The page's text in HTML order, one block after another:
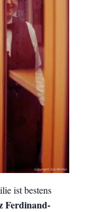
ist bestens
Ferdinand-